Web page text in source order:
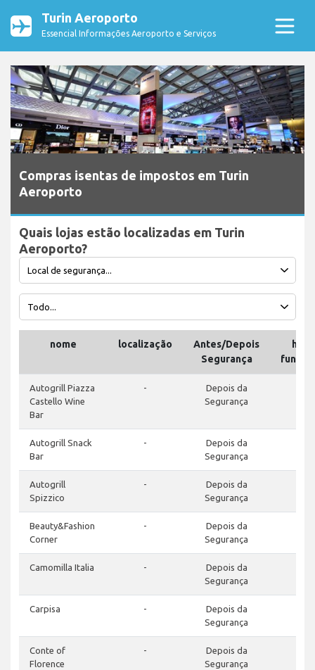
Turin Aeroporto
Essencial Informações Aeroporto e Serviços
Compras isentas de impostos em Turin
Aeroporto
Quais lojas estão localizadas em Turin
Aeroporto?
nome localização
Antes/Depois
Segurança
Autogrill Piazza
Castello Wine
Bar
-
Depois da
Segurança
Autogrill Snack
Bar
-
Depois da
Segurança
Autogrill
Spizzico
-
Depois da
Segurança
Beauty&Fashion
Corner
-
Depois da
Segurança
Camomilla Italia -
Depois da
Segurança
Carpisa -
Depois da
Segurança
Conte of
Florence
-
Depois da
Segurança